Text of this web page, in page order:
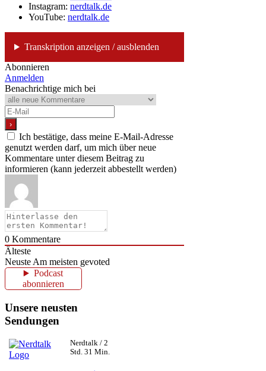
Instagram: nerdtalk.de
YouTube: nerdtalk.de
Transkription anzeigen / ausblenden
Abonnieren
Anmelden
Benachrichtige mich bei
Ich bestätige, dass meine E-Mail-Adresse
genutzt werden darf, um mich über neue
Kommentare unter diesem Beitrag zu
informieren (kann jederzeit abbestellt werden)
0 Kommentare
Älteste
Neuste Am meisten gevoted
Podcast
abonnieren
Unsere neusten
Sendungen
Nerdtalk / 2
Std. 31 Min.